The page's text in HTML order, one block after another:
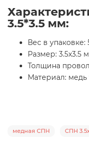
3.5*3.5 мм:
Вес в упаковке:
Размер: 3.5x3.5
Толщина
Материал:
медная СПН СПН